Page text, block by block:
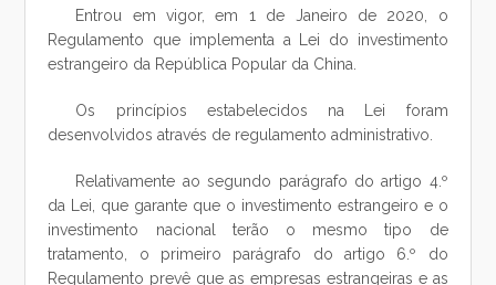
Entrou em vigor, em 1 de Janeiro de 2020, o
Regulamento que implementa a Lei do investimento
estrangeiro da República Popular da China.
Os princípios estabelecidos na Lei foram
desenvolvidos através de regulamento administrativo.
Relativamente ao segundo parágrafo do artigo 4.º
da Lei, que garante que o investimento estrangeiro e o
investimento nacional terão o mesmo tipo de
tratamento, o primeiro parágrafo do artigo 6.º do
Regulamento prevê que as empresas estrangeiras e as